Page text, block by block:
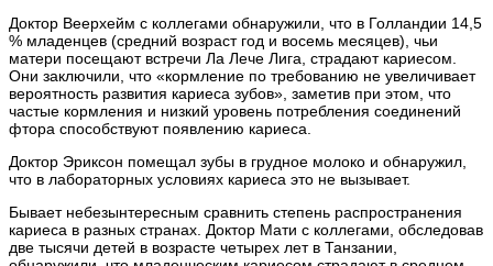
Доктор Веерхейм с коллегами обнаружили, что в Голландии 14,5
% младенцев (средний возраст год и восемь месяцев), чьи
матери посещают встречи Ла Лече Лига, страдают кариесом.
Они заключили, что «кормление по требованию не увеличивает
вероятность развития кариеса зубов», заметив при этом, что
частые кормления и низкий уровень потребления соединений
фтора способствуют появлению кариеса.
Доктор Эриксон помещал зубы в грудное молоко и обнаружил,
что в лабораторных условиях кариеса это не вызывает.
Бывает небезынтересным сравнить степень распространения
кариеса в разных странах. Доктор Мати с коллегами, обследовав
две тысячи детей в возрасте четырех лет в Танзании,